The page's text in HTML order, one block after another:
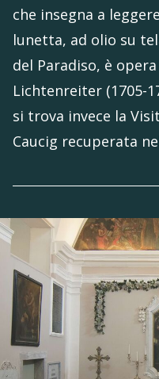
che insegna a
lunetta, ad olio su
del Paradiso, è
Lichtenreiter (1705-
si trova invece la
Caucig recuperata